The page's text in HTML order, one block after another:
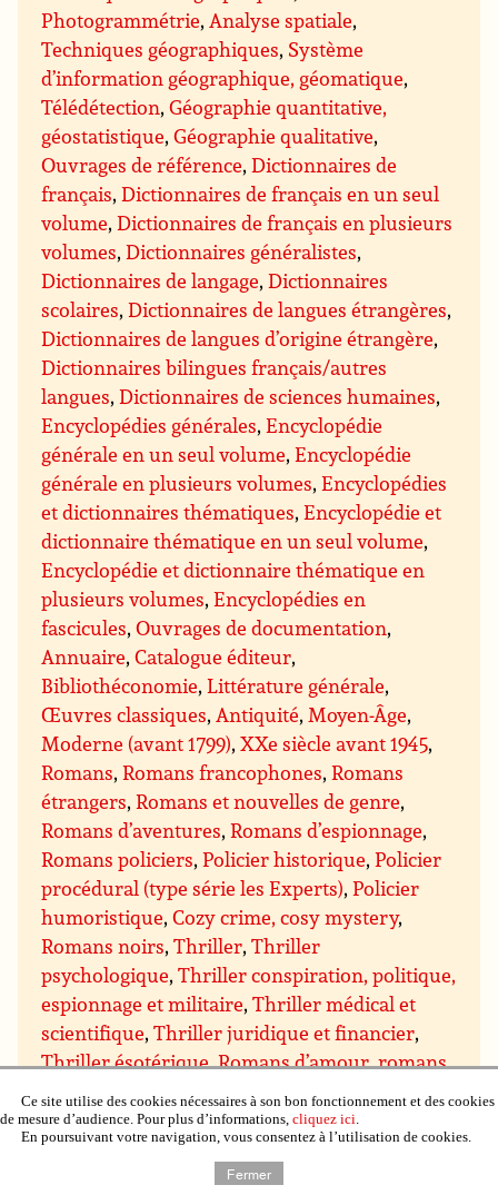
Photogrammétrie, Analyse spatiale,
Techniques géographiques, Système
d’information géographique, géomatique,
Télédétection,Géographie quantitative,
géostatistique,Géographie qualitative,
Ouvrages de référence,Dictionnaires de
français,Dictionnaires de français en un seul
volume,Dictionnaires de français en plusieurs
volumes,Dictionnaires généralistes,
Dictionnaires de langage,Dictionnaires
scolaires,Dictionnaires de langues étrangères,
Dictionnaires de langues d’origine étrangère,
Dictionnaires bilingues français/autres
langues,Dictionnaires de sciences humaines,
Encyclopédies générales,Encyclopédie
générale en un seul volume,Encyclopédie
générale en plusieurs volumes,Encyclopédies
et dictionnaires thématiques,Encyclopédie et
dictionnaire thématique en un seul volume,
Encyclopédie et dictionnaire thématique en
plusieurs volumes,Encyclopédies en
fascicules,Ouvrages de documentation,
Annuaire,Catalogue éditeur,
Bibliothéconomie,Littérature générale,
Œuvres classiques, Antiquité, Moyen-Âge,
Moderne (avant 1799),XXe siècle avant 1945,
Romans,Romans francophones,Romans
étrangers,Romans et nouvelles de genre,
Romans d’aventures,Romans d’espionnage,
Romans policiers,Policier historique,Policier
procédural (type série les Experts),Policier
humoristique,Cozy crime, cosy mystery,
Romans noirs,Thriller,Thriller
psychologique,Thriller conspiration, politique,
espionnage et militaire,Thriller médical et
scientifique,Thriller juridique et financier,
Thriller ésotérique,Romans d’amour, romans
sentimentaux
Sentimental contemporain
Sentimental suspens,Sentimental historique
Sentimental paranormal, bit-lit,Comédie
Chick lit,Science-fiction
Ce site utilise des cookies nécessaires à son bon fonctionnement et des cookies
de mesure d’audience. Pour plus d’informations, cliquez ici.
En poursuivant votre navigation, vous consentez à l’utilisation de cookies.
Fermer